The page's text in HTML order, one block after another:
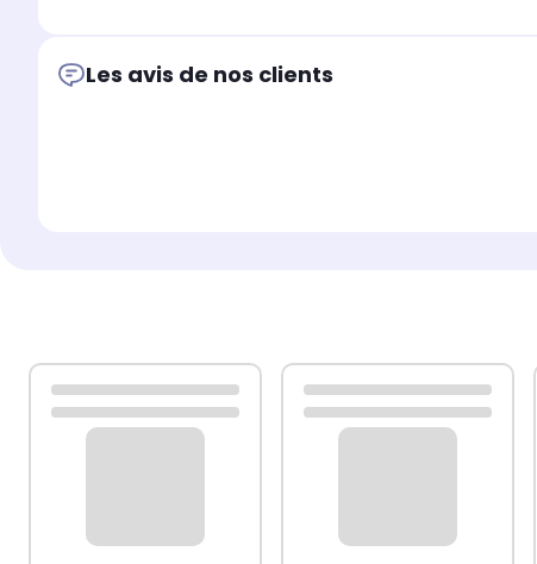
Les avis de nos clients